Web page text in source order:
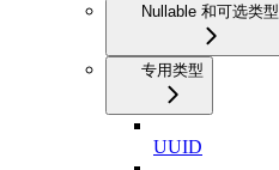
Nullable 和可选类型
专用类型
UUID